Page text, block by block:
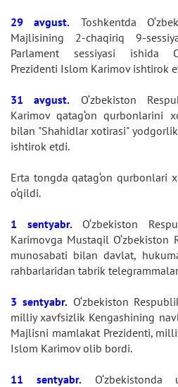
29 avgust. Toshkentda
Majlisining 2-chaqiriq 9-
Parlament sessiyasi ishida
Prezidenti Islom Karimov ishtirok
31 avgust. O‘zbekiston
Karimov qatag‘on qurbonlarini
bilan "Shahidlar xotirasi"
ishtirok etdi.
Erta tongda qatag‘on qurbonlari
o‘qildi.
1 sentyabr.O‘zbekiston
Karimovga Mustaqil
munosabati bilan davlat,
rahbarlaridan tabrik
3 sentyabr.O‘zbekiston
milliy xavfsizlik Kengashining
Majlisni mamlakat Prezidenti,
Islom Karimov olib bordi.
11 sentyabr.O‘zbekistonda